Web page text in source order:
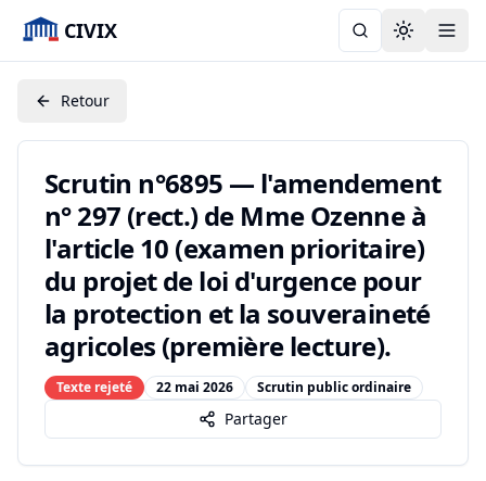
CIVIX Toggle
Retour
Scrutin n°6895 — l'amendement
n° 297 (rect.) de Mme Ozenne à
l'article 10 (examen prioritaire)
du projet de loi d'urgence pour
la protection et la souveraineté
agricoles (première lecture).
Texte rejeté 22 mai 2026 Scrutin public ordinaire
Partager